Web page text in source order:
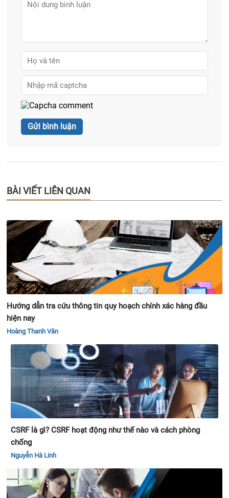
Hướng dẫn tra cứu thông tin quy hoạch chính xác hàng đầu
hiện nay
Hoàng Thanh Vân
CSRF là gì? CSRF hoạt động như thế nào và cách phòng
chống
Nguyễn Hà Linh